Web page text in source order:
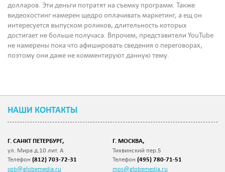
долларов. Эти деньги потратят на съемку программ. Также
видеохостинг намерен щедро оплачивать маркетинг, а ещ он
интересуется выпуском роликов, длительность которых
достигает не больше получаса. Впрочем, представители YouTube
не намерены пока что афишировать сведения о переговорах,
поэтому они даже не комментируют данную тему.
НАШИ КОНТАКТЫ
Г. САНКТ ПЕТЕРБУРГ,
ул. Мира д.10 лит. А
Телефон (812) 703-72-31
spb@globemedia.ru
Г. МОСКВА,
Тихвинский пер.5
Телефон (495) 780-71-51
mos@globemedia.ru